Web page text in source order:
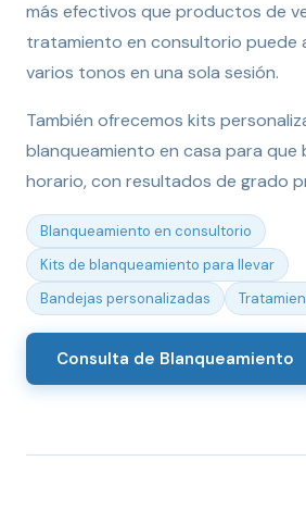
más efectivos que productos de
tratamiento en consultorio puede
varios tonos en una sola sesión.
También ofrecemos kits
blanqueamiento en casa para que
horario, con resultados de grado
Blanqueamiento en consultorio
Kits de blanqueamiento para llevar
Bandejas personalizadas
Consulta de Blanqueamiento